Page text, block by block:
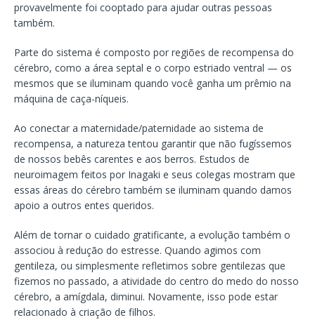
provavelmente foi cooptado para ajudar outras pessoas
também.
Parte do sistema é composto por regiões de recompensa do
cérebro, como a área septal e o corpo estriado ventral — os
mesmos que se iluminam quando você ganha um prêmio na
máquina de caça-níqueis.
Ao conectar a maternidade/paternidade ao sistema de
recompensa, a natureza tentou garantir que não fugíssemos
de nossos bebês carentes e aos berros. Estudos de
neuroimagem feitos por Inagaki e seus colegas mostram que
essas áreas do cérebro também se iluminam quando damos
apoio a outros entes queridos.
Além de tornar o cuidado gratificante, a evolução também o
associou à redução do estresse. Quando agimos com
gentileza, ou simplesmente refletimos sobre gentilezas que
fizemos no passado, a atividade do centro do medo do nosso
cérebro, a amígdala, diminui. Novamente, isso pode estar
relacionado à criação de filhos.